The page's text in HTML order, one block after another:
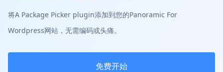
将A Package Picker plugin添加到您的Panoramic For
Wordpress网站，无需编码或头痛。
免费开始